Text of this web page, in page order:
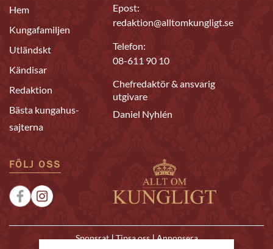
Hem
Kungafamiljen
Utländskt
Kändisar
Redaktion
Bästa kungahus-
sajterna
Epost:
redaktion@alltomkungligt.se
Telefon:
08-611 90 10
Chefredaktör & ansvarig
utgivare
Daniel Nyhlén
FÖLJ OSS
Sponsrat|Tipsa oss|Annonsera